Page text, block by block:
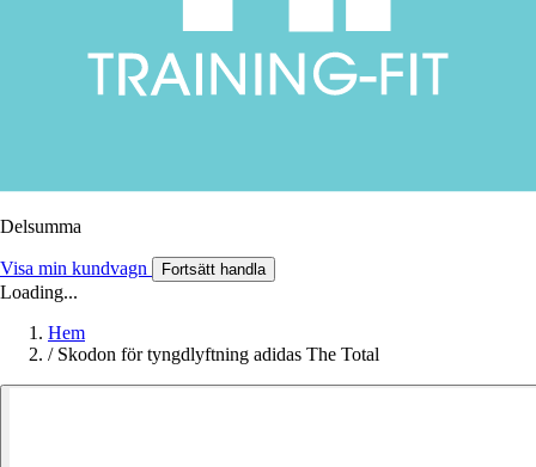
Delsumma
Visa min kundvagn Fortsätt handla
Loading...
Hem
/ Skodon för tyngdlyftning adidas The Total